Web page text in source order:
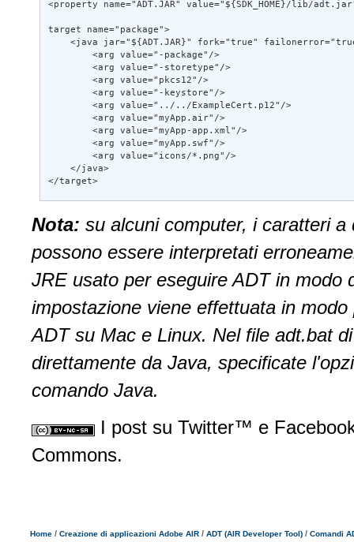
<property name="ADT.JAR" value="${SDK_HOME}/lib/
target name="package">
<java jar="${ADT.JAR}" fork="true"
        <arg value="-package"/>
        <arg value="-storetype"/>
        <arg value="pkcs12"/>
        <arg value="-keystore"/>
        <arg value="../../ExampleCert.p12"/>
        <arg value="myApp.air"/>
        <arg value="myApp-app.xml"/>
        <arg value="myApp.swf"/>
        <arg value="icons/*.png"/>
    </java>
</target>
Nota: su alcuni computer, i caratteri
possono essere interpretati
JRE usato per eseguire ADT in
impostazione viene effettuata in
ADT su Mac e Linux. Nel file adt.bat
direttamente da Java, specificate
comando Java.
I post su Twitter™ e
Commons.
Home / Creazione di applicazioni Adobe AIR / ADT (AIR Developer Tool) / Comandi